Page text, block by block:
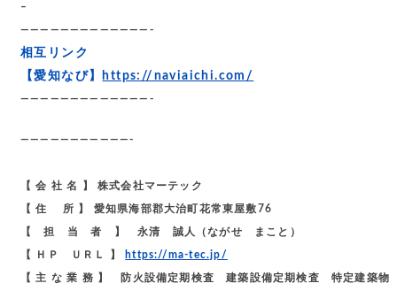
–
—————————————-
相互リンク
【愛知なび】
https://naviaichi.com/
—————————————-
———————————-
【 会 社 名 】 株式会社マーテック
【 住 所 】 愛知県海部郡大治町花常東屋敷76
【 担 当 者 】 永清 誠人（ながせ まこと）
【 ＨＰ ＵＲＬ 】 https://ma-tec.jp/
【 主 な 業 務 】 防火設備定期検査 建築設備定期検査 特定建築物